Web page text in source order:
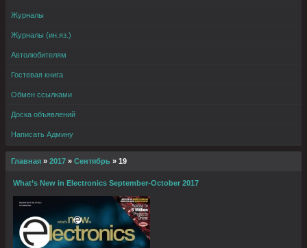
Журналы
Журналы (ин.яз.)
Автолюбителям
Гостевая книга
Обмен ссылками
Доска объявлений
Написать Админу
Главная » 2017 » Сентябрь » 19
What’s New in Electronics September-October 2017